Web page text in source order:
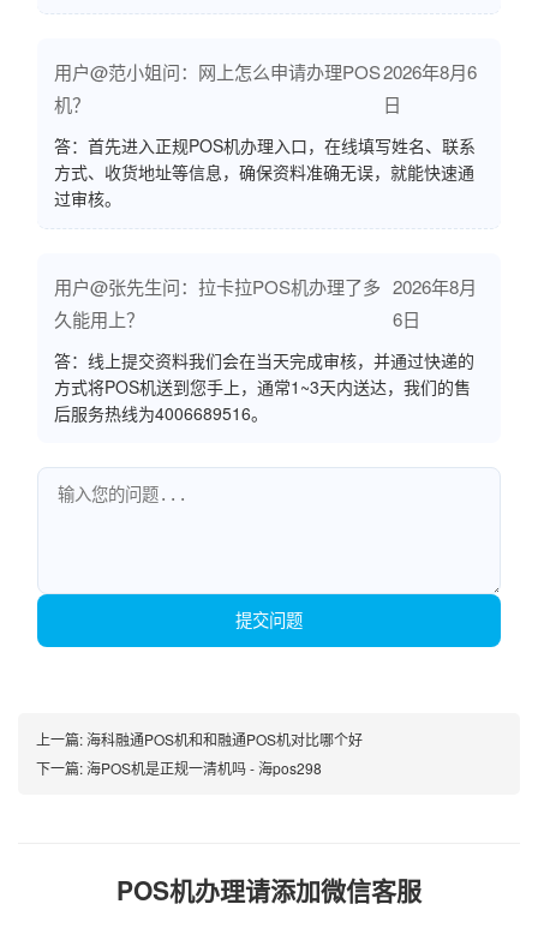
用户@范小姐问：网上怎么申请办理POS
机？
2026年8月6
日
答：首先进入正规POS机办理入口，在线填写姓名、联系
方式、收货地址等信息，确保资料准确无误，就能快速通
过审核。
用户@张先生问：拉卡拉POS机办理了多
久能用上？
2026年8月
6日
答：线上提交资料我们会在当天完成审核，并通过快递的
方式将POS机送到您手上，通常1~3天内送达，我们的售
后服务热线为4006689516。
提交问题
上一篇:海科融通POS机和和融通POS机对比哪个好
下一篇:海POS机是正规一清机吗 - 海pos298
POS机办理请添加微信客服